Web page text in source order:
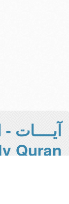
آيــــات
Quran -